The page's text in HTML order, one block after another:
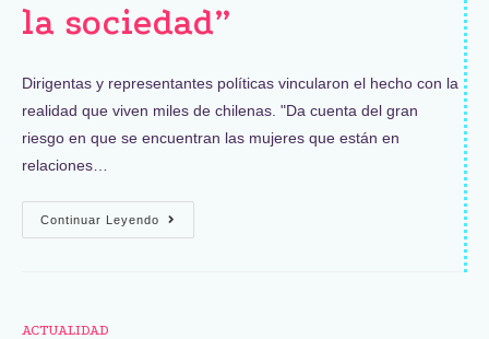
la sociedad”
Dirigentas y representantes políticas vincularon el hecho con la
realidad que viven miles de chilenas. "Da cuenta del gran
riesgo en que se encuentran las mujeres que están en
relaciones…
Continuar Leyendo
ACTUALIDAD